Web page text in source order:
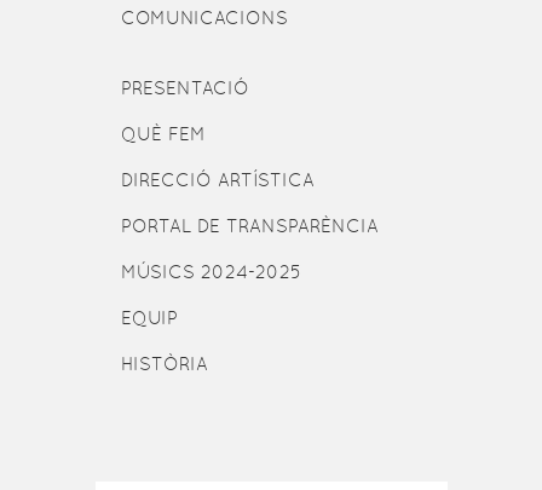
COMUNICACIONS
PRESENTACIÓ
QUÈ FEM
DIRECCIÓ ARTÍSTICA
PORTAL DE TRANSPARÈNCIA
MÚSICS 2024-2025
EQUIP
HISTÒRIA